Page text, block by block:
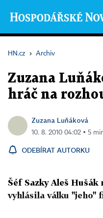
HN.cz › Archiv
Zuzana
hráč na
Zuzana Luňáková
10. 8. 2010 04:02 ▪ 5
ODEBÍRAT AUTORKU
Šéf Sazky Aleš
vyhlásila válku "jeho"